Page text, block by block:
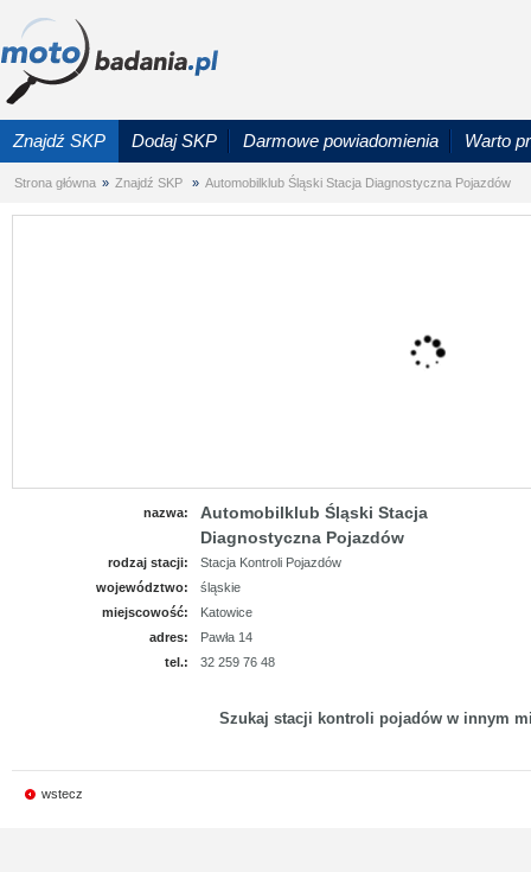
Znajdź SKP Dodaj SKP Darmowe powiadomienia Warto
Strona główna » Znajdź SKP » Automobilklub Śląski Stacja Diagnostyczna Pojazdów
nazwa:
Automobilklub Śląski Stacja
Diagnostyczna Pojazdów
rodzaj stacji:
Stacja Kontroli Pojazdów
województwo:
śląskie
miejscowość:
Katowice
adres:
Pawła 14
tel.:
32 259 76 48
Szukaj stacji kontroli pojadów w innym
wstecz